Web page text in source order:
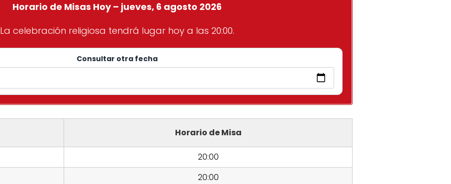
Horario de Misas Hoy – jueves, 6 agosto 2026
La celebración religiosa tendrá lugar hoy a las 20:00.
Consultar otra fecha
Horario de Misa
20:00
20:00